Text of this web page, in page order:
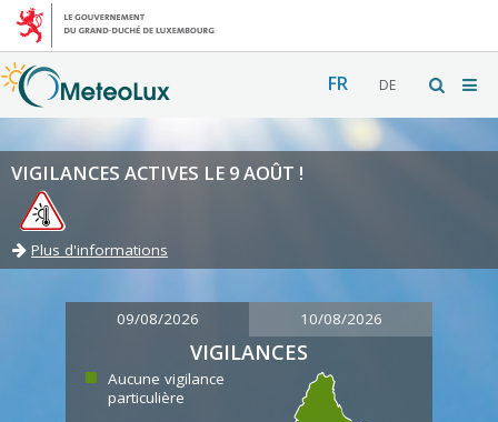
FR DE
VIGILANCES ACTIVES LE 9 AOÛT !
Plus d'informations
09/08/2026 10/08/2026
VIGILANCES
Aucune vigilance
particulière